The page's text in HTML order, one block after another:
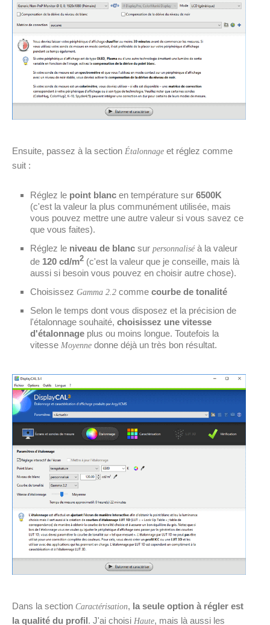
Ensuite, passez à la section Étalonnage et réglez comme
suit :
Réglez le point blanc en température sur 6500K
(c'est la valeur la plus communément utilisée, mais
vous pouvez mettre une autre valeur si vous savez ce
que vous faites).
Réglez le niveau de blanc sur personnaliséà la valeur
de 120 cd/m2 (c'est la valeur que je conseille, mais là
aussi si besoin vous pouvez en choisir autre chose).
Choisissez Gamma 2.2 comme courbe de tonalité
Selon le temps dont vous disposez et la précision de
l'étalonnage souhaité, choisissez une vitesse
d'étalonnage plus ou moins longue. Toutefois la
vitesse Moyenne donne déjà un très bon résultat.
Dans la section Caractérisation, la seule option à régler est
la qualité du profil. J'ai choisi Haute, mais là aussi les